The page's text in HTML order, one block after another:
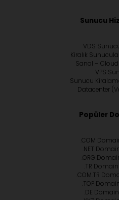
Sunucu
VDS
Kiralık
Sanal –
VPS
Sunucu
Datacenter
Popüler
.COM
.NET
.ORG
.TR
.COM.TR
.TOP
.DE